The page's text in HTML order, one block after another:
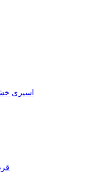
اسپری